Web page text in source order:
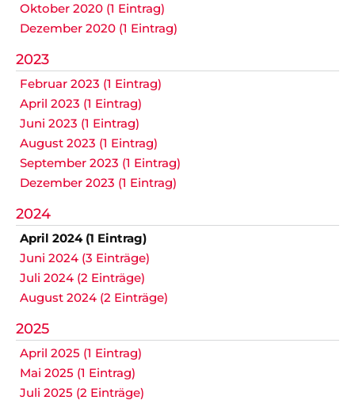
Oktober 2020 (1 Eintrag)
Dezember 2020 (1 Eintrag)
2023
Februar 2023 (1 Eintrag)
April 2023 (1 Eintrag)
Juni 2023 (1 Eintrag)
August 2023 (1 Eintrag)
September 2023 (1 Eintrag)
Dezember 2023 (1 Eintrag)
2024
April 2024 (1 Eintrag)
Juni 2024 (3 Einträge)
Juli 2024 (2 Einträge)
August 2024 (2 Einträge)
2025
April 2025 (1 Eintrag)
Mai 2025 (1 Eintrag)
Juli 2025 (2 Einträge)